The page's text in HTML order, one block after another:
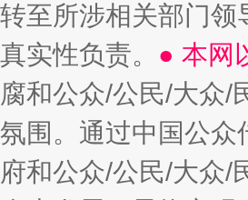
至所涉相关部门
实性负责。 ● 本网
腐和公众/公民/大众
围。通过中国公
和公众/公民/大众